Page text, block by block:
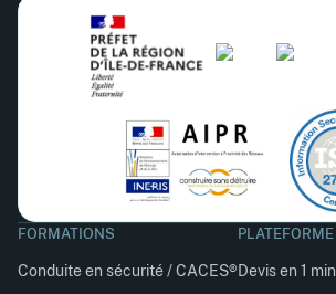
FORMATIONS
Conduite en sécurité / CACES®
PLATEFORME
Devis en 1 min